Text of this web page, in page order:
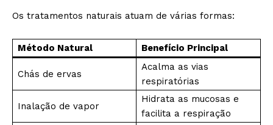
Os tratamentos naturais atuam de várias formas:
Método Natural Benefício Principal
Chás de ervas
Acalma as vias
respiratórias
Inalação de vapor
Hidrata as mucosas e
facilita a respiração